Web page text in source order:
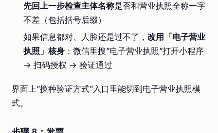
先回上一步检查主体名称是否和营业执照全称一字
不差（包括括号后缀）
如果信息都对、人脸还是过不了， 改用「电子营业
执照」核身 ：微信里搜”电子营业执照”打开小程序
→ 扫码授权 → 验证通过
界面上”换种验证方式”入口里能切到电子营业执照模
式。